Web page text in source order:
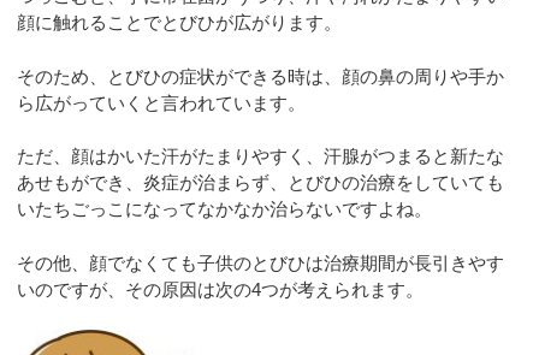
顔に触れることでとびひが広がります。
そのため、とびひの症状ができる時は、顔の鼻の周りや手か
ら広がっていくと言われています。
ただ、顔はかいた汗がたまりやすく、汗腺がつまると新たな
あせもができ、炎症が治まらず、とびひの治療をしていても
いたちごっこになってなかなか治らないですよね。
その他、顔でなくても子供のとびひは治療期間が長引きやす
いのですが、その原因は次の4つが考えられます。